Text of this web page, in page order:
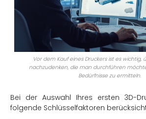
Vor dem Kauf eines Druckers ist es wichtig,
nachzudenken, die man durchführen
Bedürfnisse zu ermitteln.
Bei der Auswahl Ihres ersten 3D-
folgende Schlüsselfaktoren